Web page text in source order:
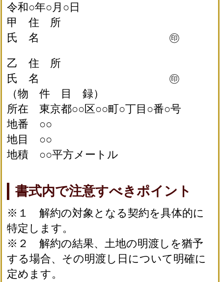
令和○年○月○日
甲 住 所
氏 名 ㊞
乙 住 所
氏 名 ㊞
（物 件 目 録）
所在 東京都○○区○○町○丁目○番○号
地番 ○○
地目 ○○
地積 ○○平方メートル
書式内で注意すべきポイント
※１ 解約の対象となる契約を具体的に
特定します。
※２ 解約の結果、土地の明渡しを猶予
する場合、その明渡し日について明確に
定めます。